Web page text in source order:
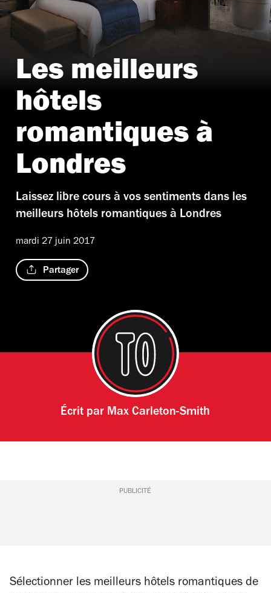
Les meilleurs
hôtels
romantiques à
Londres
Laissez libre cours à vos sentiments dans les
meilleurs hôtels romantiques à Londres
mardi 27 juin 2017
Partager
Écrit par Max Carleton-Smith
PUBLICITÉ
Sélectionner les meilleurs hôtels romantiques de